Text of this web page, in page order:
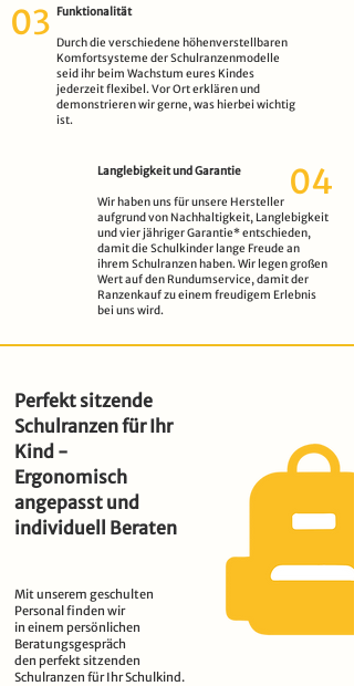
03 Funktionalität
Durch die verschiedene höhenverstellbaren
Komfortsysteme der Schulranzenmodelle
seid ihr beim Wachstum eures Kindes
jederzeit flexibel. Vor Ort erklären und
demonstrieren wir gerne, was hierbei wichtig
ist.
04
Langlebigkeit und Garantie
Wir haben uns für unsere Hersteller
aufgrund von Nachhaltigkeit, Langlebigkeit
und vier jähriger Garantie* entschieden,
damit die Schulkinder lange Freude an
ihrem Schulranzen haben. Wir legen großen
Wert auf den Rundumservice, damit der
Ranzenkauf zu einem freudigem Erlebnis
bei uns wird.
Perfekt sitzende
Schulranzen für Ihr
Kind -
Ergonomisch
angepasst und
individuell Beraten
Mit unserem geschulten
Personal finden wir
in einem persönlichen
Beratungsgespräch
den perfekt sitzenden
Schulranzen für Ihr Schulkind.